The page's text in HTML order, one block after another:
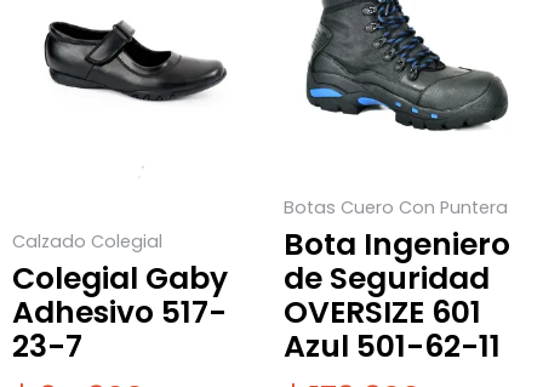
Calzado Colegial
Colegial Gaby
Adhesivo 517-
23-7
tiene
múltiples
variantes.
elegir
en
la
página
Botas Cuero Con Puntera
Bota Ingeniero
de Seguridad
OVERSIZE 601
Azul 501-62-11
tiene
múltiples
variantes.
pueden
elegir
en
la
página